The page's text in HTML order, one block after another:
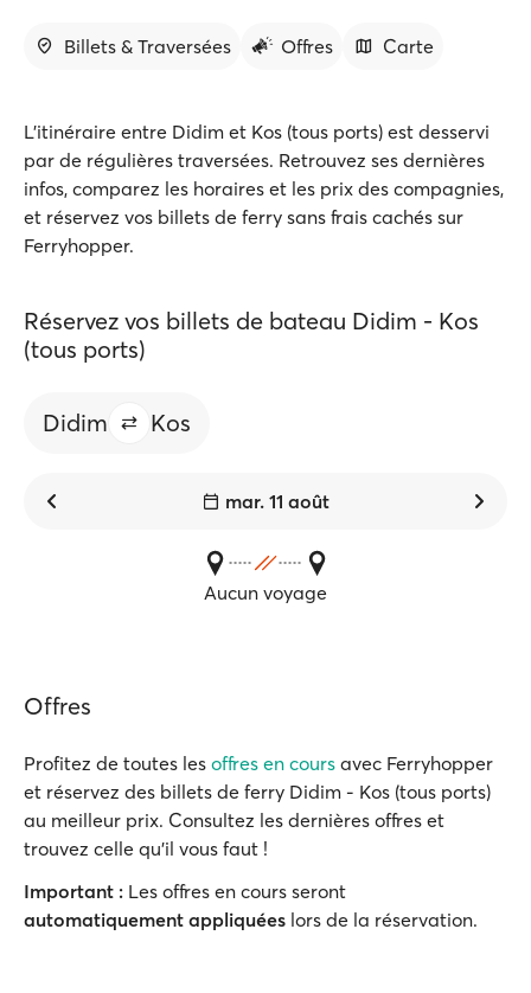
Billets & Traversées Offres Carte
L'itinéraire entre Didim et Kos (tous ports) est desservi
par de régulières traversées. Retrouvez ses dernières
infos, comparez les horaires et les prix des compagnies,
et réservez vos billets de ferry sans frais cachés sur
Ferryhopper.
Réservez vos billets de bateau Didim - Kos
(tous ports)
Didim Kos
mar. 11 août
Aucun voyage
Offres
Profitez de toutes les offres en cours avec Ferryhopper
et réservez des billets de ferry Didim - Kos (tous ports)
au meilleur prix. Consultez les dernières offres et
trouvez celle qu'il vous faut !
Important : Les offres en cours seront
automatiquement appliquées lors de la réservation.